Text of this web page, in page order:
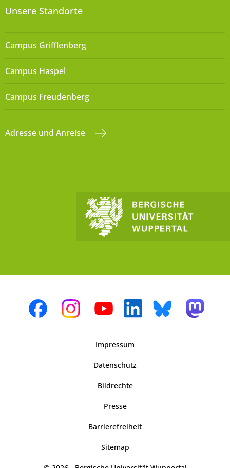
Unsere Standorte
Campus Grifflenberg
Campus Haspel
Campus Freudenberg
Adresse und Anreise
Impressum
Datenschutz
Bildrechte
Presse
Barrierefreiheit
Sitemap